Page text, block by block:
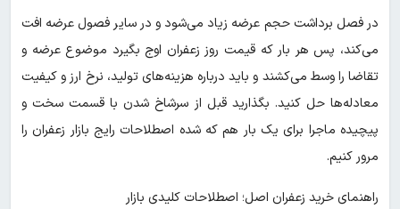
در فصل برداشت حجم عرضه زیاد می‌شود و در سایر فصول عرضه افت
می‌کند، پس هر بار که قیمت روز زعفران اوج بگیرد موضوع عرضه و
تقاضا را وسط می‌کشند و باید درباره هزینه‌های تولید، نرخ ارز و کیفیت
معادله‌ها حل کنید. بگذارید قبل از سرشاخ شدن با قسمت سخت و
پیچیده ماجرا برای یک بار هم که شده اصطلاحات رایج بازار زعفران را
مرور کنیم.
راهنمای خرید زعفران اصل؛ اصطلاحات کلیدی بازار